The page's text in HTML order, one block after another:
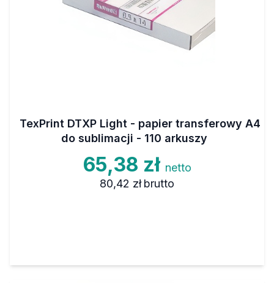
TexPrint DTXP Light - papier transferowy A4
do sublimacji - 110 arkuszy
65,38 zł netto
80,42 zł brutto